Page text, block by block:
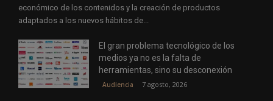
económico de los contenidos y la creación de productos
adaptados a los nuevos hábitos de...
El gran problema tecnológico de los
medios ya no es la falta de
herramientas, sino su desconexión
Audiencia 7 agosto, 2026